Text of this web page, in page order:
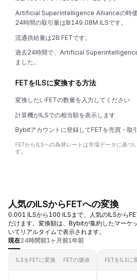
Artificial Superintelligence Allianceの時
24時間の取引量は₪149.08M ILSです。
流通供給量は2B FETです。
過去24時間で、Artificial
ました。
FETをILSに変換する方法
変換したいFETの数量を入力してください
計算機がILSでの相当額を表示します
Bybitアカウントに登録してFETを売買・取
FETからILSへの為替レートは市場データに基づ
す。
人気のILSからFETへの変換
0.001 ILSから100 ILSまで、人気のILSから
だけます。変換額は、Bybitが集約したマーケ
いてリアルタイムで表示されます。
現在24時間前1ヶ月前1年前
ILSをFETに変換 FETの価値 FETをILSに